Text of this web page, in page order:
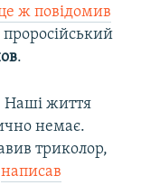
ж повідомив
.
Наші життя
немає.
триколор,
написав